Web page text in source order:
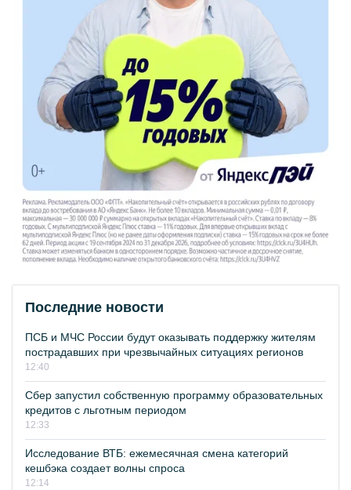
Последние новости
ПСБ и МЧС России будут оказывать поддержку жителям
пострадавших при чрезвычайных ситуациях регионов
12:40
Сбер запустил собственную программу образовательных
кредитов с льготным периодом
12:33
Исследование ВТБ: ежемесячная смена категорий
кешбэка создает волны спроса
12:14